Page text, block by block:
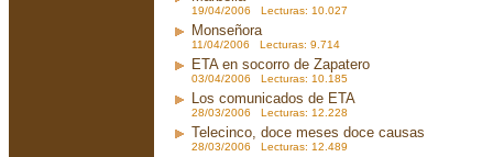
19/04/2006 Lecturas: 10.027
Monseñora
11/04/2006 Lecturas: 9.714
ETA en socorro de Zapatero
03/04/2006 Lecturas: 10.185
Los comunicados de ETA
28/03/2006 Lecturas: 12.228
Telecinco, doce meses doce causas
28/03/2006 Lecturas: 12.489